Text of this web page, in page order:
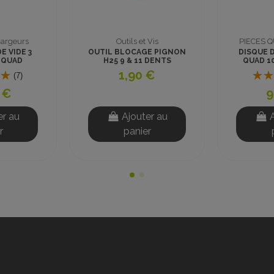
MOTOS
AVANT
PLUS
(1)
au
PIECES QUADS & MOTOS
ENJOLIVEUR INVERSEUR
CRAWLER
Ajouter au
panier